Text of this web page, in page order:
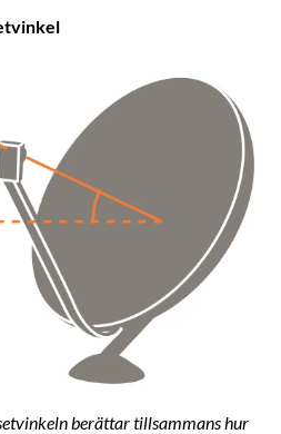
berättar tillsammans hur